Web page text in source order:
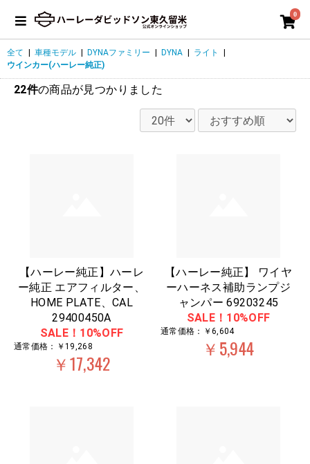
0
全て 車種モデル DYNAファミリー DYNA ライト
ウインカー(ハーレー純正)
22件の商品が見つかりました
【ハーレー純正】ハーレ
ー純正 エアフィルター、
HOME PLATE、CAL
29400450A
SALE！10%OFF
通常価格：￥19,268
￥17,342
【ハーレー純正】 ワイヤ
ーハーネス補助ランプジ
ャンパー 69203245
SALE！10%OFF
通常価格：￥6,604
￥5,944